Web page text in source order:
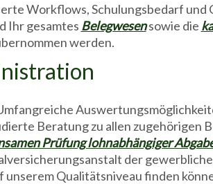
Workflows, Schulungsbedarf und
Ihr gesamtes Belegwesensowie die
werden.
Beratung zu allen zugehörigen
Prüfung lohnabhängiger
der
unserem Qualitätsniveau finden